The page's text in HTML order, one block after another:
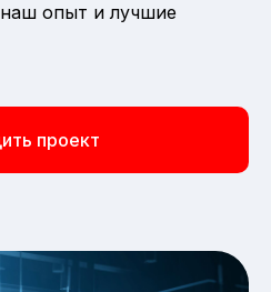
опыт и лучшие
проект